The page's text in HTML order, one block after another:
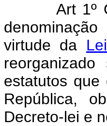
Art 1º
virtude da
estatutos
República,
Decreto-lei e